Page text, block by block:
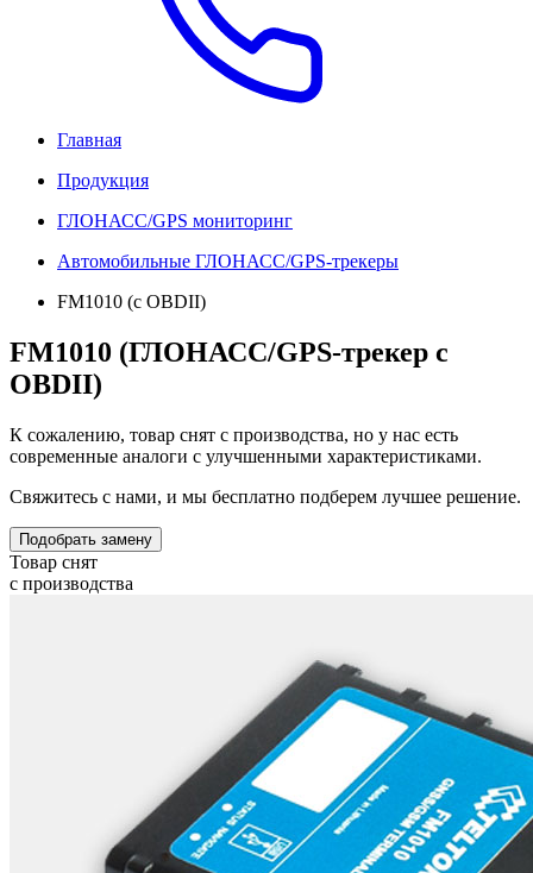
Главная
Продукция
ГЛОНАСС/GPS мониторинг
Автомобильные ГЛОНАСС/GPS-трекеры
FM1010 (с OBDII)
FM1010 (ГЛОНАСС/GPS-трекер с
OBDII)
К сожалению, товар снят с производства, но у нас есть
современные аналоги с улучшенными характеристиками.
Свяжитесь с нами, и мы бесплатно подберем лучшее решение.
Подобрать замену
Товар снят
с производства